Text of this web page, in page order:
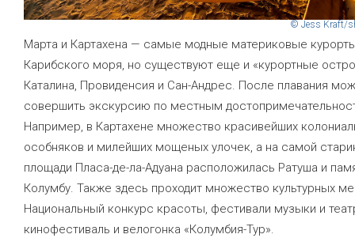
© Jess Kraft/
Марта и Картахена — самые модные материковые
Карибского моря, но существуют еще и «курортные
Каталина, Провиденсия и Сан-Андрес. После плавания
совершить экскурсию по местным
Например, в Картахене множество красивейших
особняков и милейших мощеных улочек, а на самой
площади Пласа-де-ла-Адуана расположилась Ратуша и
Колумбу. Также здесь проходит множество культурных
Национальный конкурс красоты, фестивали музыки и
кинофестиваль и велогонка «Колумбия-Тур».